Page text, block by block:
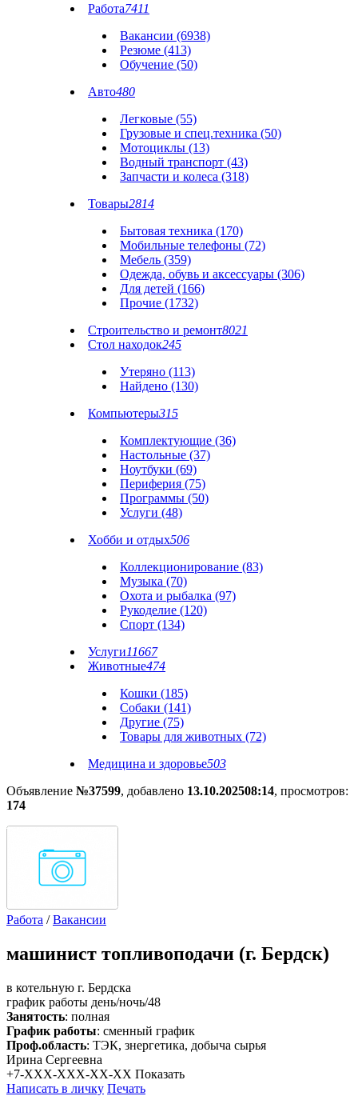
Работа7411
Вакансии (6938)
Резюме (413)
Обучение (50)
Авто480
Легковые (55)
Грузовые и спец.техника (50)
Мотоциклы (13)
Водный транспорт (43)
Запчасти и колеса (318)
Товары2814
Бытовая техника (170)
Мобильные телефоны (72)
Мебель (359)
Одежда, обувь и аксессуары (306)
Для детей (166)
Прочие (1732)
Строительство и ремонт8021
Стол находок245
Утеряно (113)
Найдено (130)
Компьютеры315
Комплектующие (36)
Настольные (37)
Ноутбуки (69)
Периферия (75)
Программы (50)
Услуги (48)
Хобби и отдых506
Коллекционирование (83)
Музыка (70)
Охота и рыбалка (97)
Рукоделие (120)
Спорт (134)
Услуги11667
Животные474
Кошки (185)
Собаки (141)
Другие (75)
Товары для животных (72)
Медицина и здоровье503
Объявление №37599, добавлено 13.10.202508:14, просмотров:
174
Работа /Вакансии
машинист топливоподачи (г. Бердск)
в котельную г. Бердска
график работы день/ночь/48
Занятость: полная
График работы: сменный график
Проф.область: ТЭК, знергетика, добыча сырья
Ирина Сергеевна
+7-XXX-XXX-XX-XX Показать
Написать в личку Печать